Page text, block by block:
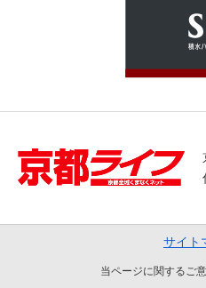
サイト
当ページに関するご